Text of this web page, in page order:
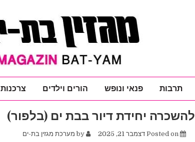
תרבות פנאי ונופש הורים וילדים צרכנות
להשכרה יחידת דיור בבת ים (בלפור)
Posted on דצמבר 21, 2025 by מערכת מגזין בת-ים